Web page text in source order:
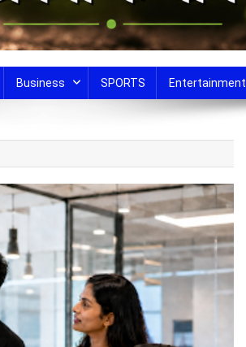
Business SPORTS Entertainment